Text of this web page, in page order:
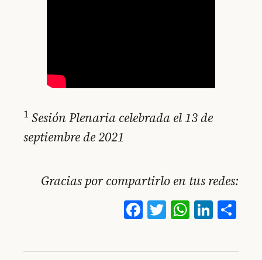
1 Sesión Plenaria celebrada el 13 de
septiembre de 2021
Gracias por compartirlo en tus redes:
Facebook
Twitter